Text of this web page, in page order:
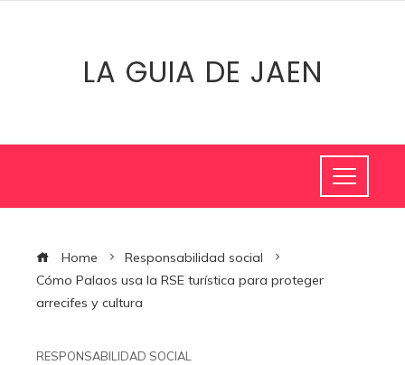
LA GUIA DE JAEN
Home
Responsabilidad social
Cómo Palaos usa la RSE turística para proteger
arrecifes y cultura
RESPONSABILIDAD SOCIAL